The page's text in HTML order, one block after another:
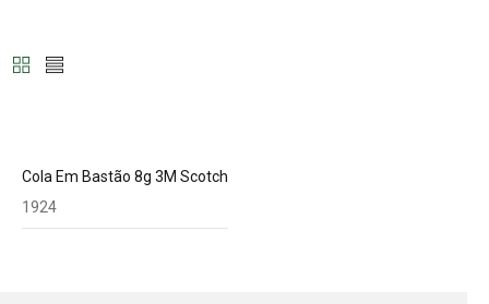
Cola Em Bastão 8g 3M Scotch
1924